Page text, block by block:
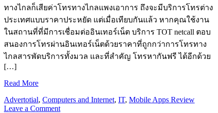
ทางไกลก็เสียค่าโทรทางไกลแพงเอาการ ถึงจะมีบริการโทรต่าง
ประเทศแบบราคาประหยัด แต่เมื่อเทียบกันแล้ว หากคุณใช้งาน
ในสถานที่ที่มีการเชื่อมต่ออินเทอร์เน็ต บริการ TOT netcall ตอบ
สนองการโทรผ่านอินเทอร์เน็ตด้วยราคาที่ถูกกว่าการโทรทาง
ไกลสารพัดบริการทั้งมวล และที่สำคัญ โทรหากันฟรี ได้อีกด้วย
[…]
Read More
Advertotial, Computers and Internet, IT, Mobile Apps Review
Leave a Comment